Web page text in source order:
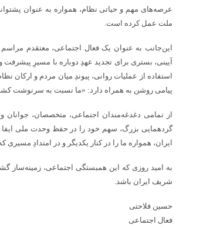
عرصه‌های مهم و حیاتی نظام، همواره به عنوان
ملت عمل کرده است.
این‌جانب به عنوان یک فعال اجتماعی، معتقدم
آیینی، بستری برای تجدید عهدِ دوباره با مسیرِ
استفاده از عملیات روانی، پیوندِ میان مردم و ارکان
پیامی روشن به همراه دارد: «ما نسبت به سرنوشت
از تمامی دغدغه‌مندان اجتماعی، متخصصان،
گردهمایی بزرگ، سهم خود را در حفظ وحدت ملی ایفا
ایران، همواره ما را در کنار یکدیگر و در امتدادِ
به امید روزی که این همبستگی اجتماعی، زمینه‌ساز
شریف ایران باشد.
حسین فلاحتی
فعال اجتماعی